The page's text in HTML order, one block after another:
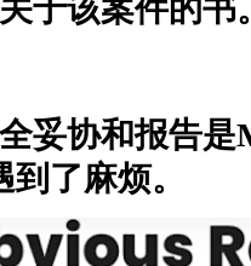
于该案件的书
妥协和报告是
到了麻烦。